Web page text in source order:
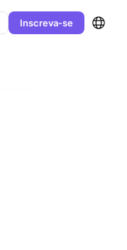
Inscreva-se